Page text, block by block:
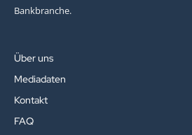
Bankbranche.
Über uns
Mediadaten
Kontakt
FAQ